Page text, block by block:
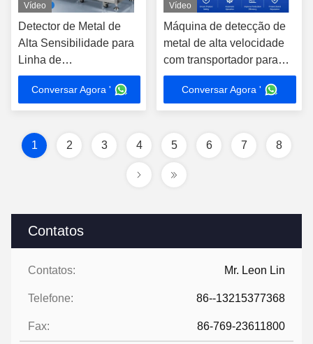
Contatos
Contatos: Mr. Leon Lin
Telefone: 86--13215377368
Fax: 86-769-23611800
Vídeo
Detector de Metal de
Alta Sensibilidade para
Linha de
Processamento de Pão,
Bolo, Massa, Biscoito e
Bolacha para
Conversar Agora '
Vídeo
Máquina de detecção de
metal de alta velocidade
com transportador para
salgadinhos, nozes,
biscoitos, doces, triagem
de contaminantes
Conversar Agora '
1 2 3 4 5 6 7 8